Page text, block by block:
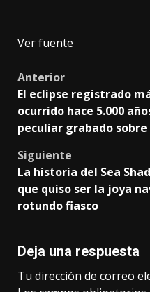
Ver fuente
Post
navigation
Anterior
El eclipse registrado
ocurrido hace 5.000
peculiar grabado sobre
Siguiente
La historia del Sea
que quiso ser la joya
rotundo fiasco
Deja una respuesta
Tu dirección de correo